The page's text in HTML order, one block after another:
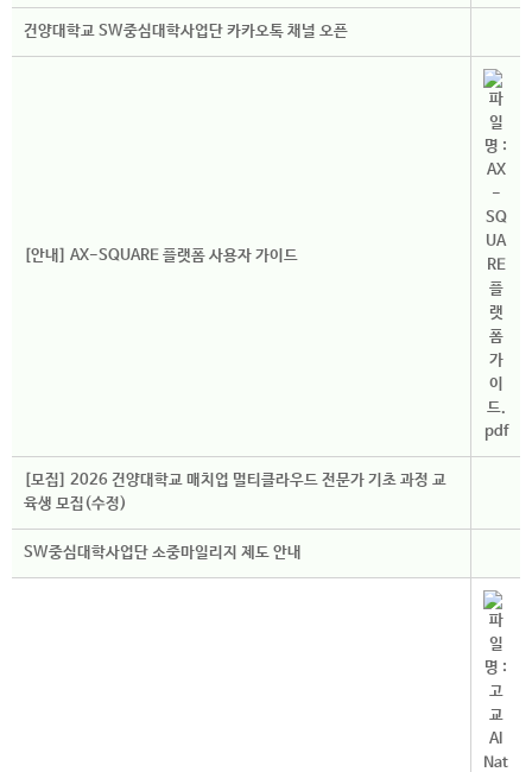
건양대학교 SW중심대학사업단 카카오톡 채널 오픈
[안내] AX-SQUARE 플랫폼 사용자 가이드
[모집] 2026 건양대학교 매치업 멀티클라우드 전문가 기초 과정 교
육생 모집(수정)
SW중심대학사업단 소중마일리지 제도 안내